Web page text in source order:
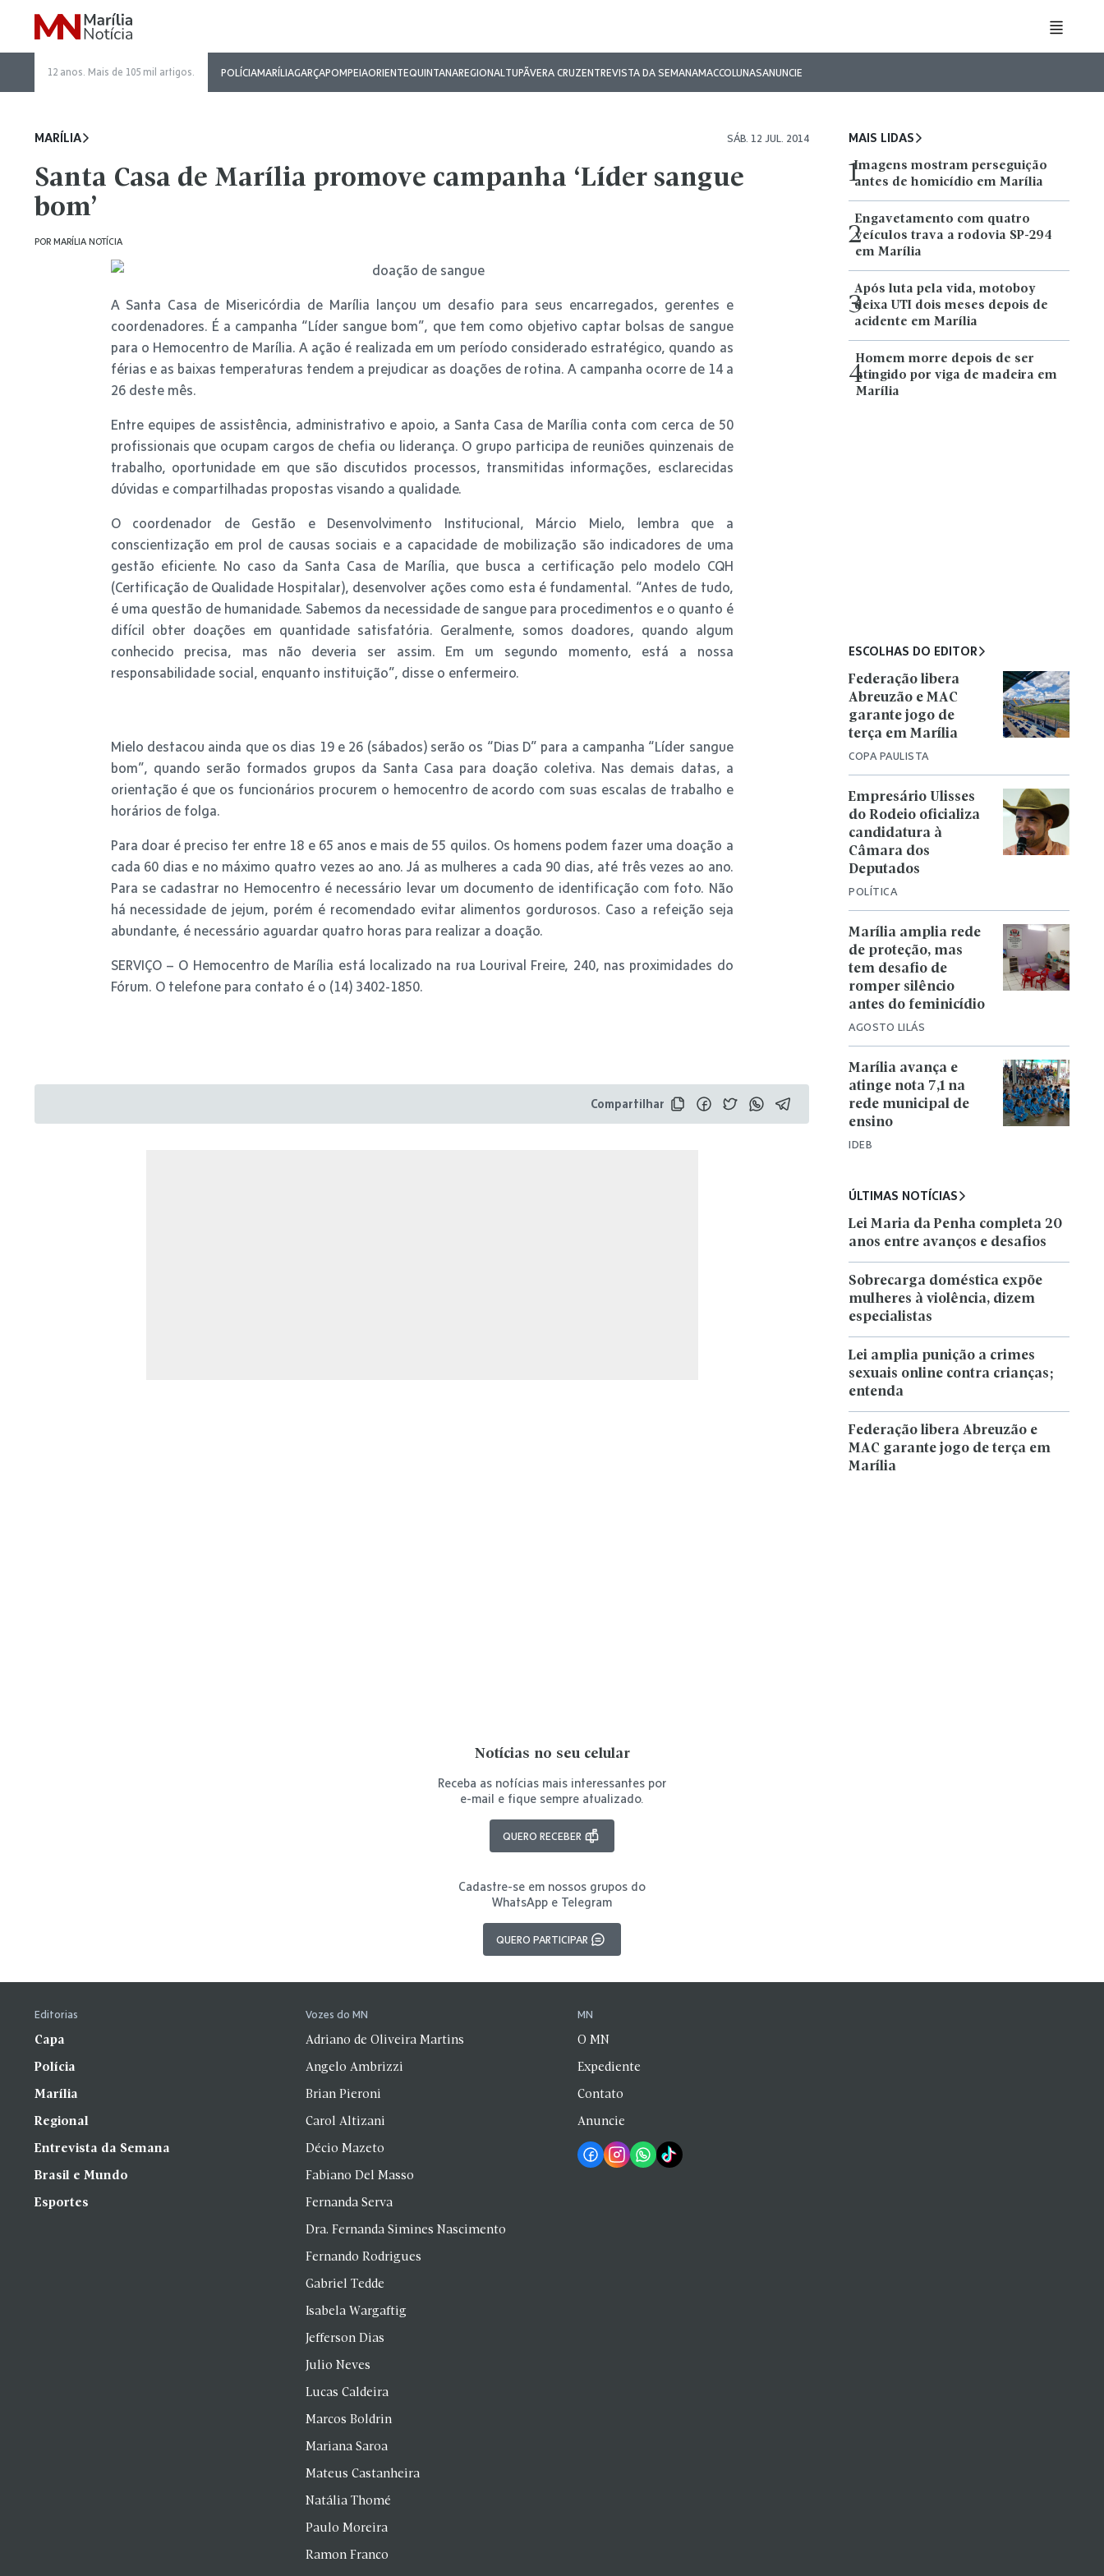
12 anos. Mais de 105 mil artigos. POLÍCIAMARÍLIAGARÇAPOMPEIAORIENTEQUINTANAREGIONALTUPÃVERA CRUZENTREVISTA DA SEMANAMACCOLUNASANUNCIE
MARÍLIA SÁB. 12 JUL. 2014
Santa Casa de Marília promove campanha ‘Líder sangue
bom’
POR MARÍLIA NOTÍCIA
A Santa Casa de Misericórdia de Marília lançou um desafio para seus encarregados, gerentes e
coordenadores. É a campanha “Líder sangue bom”, que tem como objetivo captar bolsas de sangue
para o Hemocentro de Marília. A ação é realizada em um período considerado estratégico, quando as
férias e as baixas temperaturas tendem a prejudicar as doações de rotina. A campanha ocorre de 14 a
26 deste mês.
Entre equipes de assistência, administrativo e apoio, a Santa Casa de Marília conta com cerca de 50
profissionais que ocupam cargos de chefia ou liderança. O grupo participa de reuniões quinzenais de
trabalho, oportunidade em que são discutidos processos, transmitidas informações, esclarecidas
dúvidas e compartilhadas propostas visando a qualidade.
O coordenador de Gestão e Desenvolvimento Institucional, Márcio Mielo, lembra que a
conscientização em prol de causas sociais e a capacidade de mobilização são indicadores de uma
gestão eficiente. No caso da Santa Casa de Marília, que busca a certificação pelo modelo CQH
(Certificação de Qualidade Hospitalar), desenvolver ações como esta é fundamental. “Antes de tudo,
é uma questão de humanidade. Sabemos da necessidade de sangue para procedimentos e o quanto é
difícil obter doações em quantidade satisfatória. Geralmente, somos doadores, quando algum
conhecido precisa, mas não deveria ser assim. Em um segundo momento, está a nossa
responsabilidade social, enquanto instituição”, disse o enfermeiro.
Mielo destacou ainda que os dias 19 e 26 (sábados) serão os “Dias D” para a campanha “Líder sangue
bom”, quando serão formados grupos da Santa Casa para doação coletiva. Nas demais datas, a
orientação é que os funcionários procurem o hemocentro de acordo com suas escalas de trabalho e
horários de folga.
Para doar é preciso ter entre 18 e 65 anos e mais de 55 quilos. Os homens podem fazer uma doação a
cada 60 dias e no máximo quatro vezes ao ano. Já as mulheres a cada 90 dias, até três vezes ao ano.
Para se cadastrar no Hemocentro é necessário levar um documento de identificação com foto. Não
há necessidade de jejum, porém é recomendado evitar alimentos gordurosos. Caso a refeição seja
abundante, é necessário aguardar quatro horas para realizar a doação.
SERVIÇO – O Hemocentro de Marília está localizado na rua Lourival Freire, 240, nas proximidades do
Fórum. O telefone para contato é o (14) 3402-1850.
Compartilhar
MAIS LIDAS
1Imagens mostram perseguição
antes de homicídio em Marília
2
Engavetamento com quatro
veículos trava a rodovia SP-294
em Marília
3
Após luta pela vida, motoboy
deixa UTI dois meses depois de
acidente em Marília
4
Homem morre depois de ser
atingido por viga de madeira em
Marília
ESCOLHAS DO EDITOR
COPA PAULISTA
Federação libera
Abreuzão e MAC
garante jogo de
terça em Marília
POLÍTICA
Empresário Ulisses
do Rodeio oficializa
candidatura à
Câmara dos
Deputados
AGOSTO LILÁS
Marília amplia rede
de proteção, mas
tem desafio de
romper silêncio
antes do feminicídio
IDEB
Marília avança e
atinge nota 7,1 na
rede municipal de
ensino
ÚLTIMAS NOTÍCIAS
Lei Maria da Penha completa 20
anos entre avanços e desafios
Sobrecarga doméstica expõe
mulheres à violência, dizem
especialistas
Lei amplia punição a crimes
sexuais online contra crianças;
entenda
Federação libera Abreuzão e
MAC garante jogo de terça em
Marília
Notícias no seu celular
Receba as notícias mais interessantes por
e-mail e fique sempre atualizado.
QUERO RECEBER
Cadastre-se em nossos grupos do
WhatsApp e Telegram
QUERO PARTICIPAR
Editorias
Capa
Polícia
Marília
Regional
Entrevista da Semana
Brasil e Mundo
Esportes
Vozes do MN
Adriano de Oliveira Martins
Angelo Ambrizzi
Brian Pieroni
Carol Altizani
Décio Mazeto
Fabiano Del Masso
Fernanda Serva
Dra. Fernanda Simines Nascimento
Fernando Rodrigues
Gabriel Tedde
Isabela Wargaftig
Jefferson Dias
Julio Neves
Lucas Caldeira
Marcos Boldrin
Mariana Saroa
Mateus Castanheira
Natália Thomé
Paulo Moreira
Ramon Franco
MN
O MN
Expediente
Contato
Anuncie